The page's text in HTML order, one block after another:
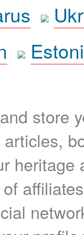
store
articles,
heritage